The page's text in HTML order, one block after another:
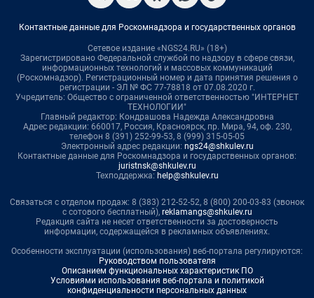
Контактные данные для Роскомнадзора и государственных органов
Сетевое издание «NGS24.RU» (18+)
Зарегистрировано Федеральной службой по надзору в сфере связи,
информационных технологий и массовых коммуникаций
(Роскомнадзор). Регистрационный номер и дата принятия решения о
регистрации - ЭЛ № ФС 77-78818 от 07.08.2020 г.
Учредитель: Общество с ограниченной ответственностью "ИНТЕРНЕТ
ТЕХНОЛОГИИ"
Главный редактор: Кондрашова Надежда Александровна
Адрес редакции: 660017, Россия, Красноярск, пр. Мира, 94, оф. 230,
телефон 8 (391) 252-99-53, 8 (999) 315-05-05
Электронный адрес редакции: ngs24@shkulev.ru
Контактные данные для Роскомнадзора и государственных органов:
juristnsk@shkulev.ru
Техподдержка: help@shkulev.ru
Связаться с отделом продаж: 8 (383) 212-52-52, 8 (800) 200-03-83 (звонок
с сотового бесплатный), reklamangs@shkulev.ru
Редакция сайта не несет ответственности за достоверность
информации, содержащейся в рекламных объявлениях.
Особенности эксплуатации (использования) веб-портала регулируются:
Руководством пользователя
Описанием функциональных характеристик ПО
Условиями использования веб-портала и политикой
конфиденциальности персональных данных